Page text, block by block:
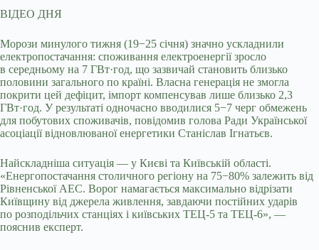
ВІДЕО ДНЯ
Морози минулого тижня (19−25 січня) значно ускладнили
електропостачання: споживання електроенергії зросло
в середньому на 7 ГВт·год, що зазвичай становить близько
половини загального по країні. Власна генерація не змогла
покрити цей дефіцит, імпорт компенсував лише близько 2,3
ГВт·год. У результаті одночасно вводилися 5−7 черг обмежень
для побутових споживачів, повідомив голова Ради Української
асоціації відновлюваної енергетики Станіслав Ігнатьєв.
Найскладніша ситуація — у Києві та Київській області.
«Енергопостачання столичного регіону на 75−80% залежить від
Рівненської АЕС. Ворог намагається максимально відрізати
Київщину від джерела живлення, завдаючи постійних ударів
по розподільчих станціях і київських ТЕЦ-5 та ТЕЦ-6», —
пояснив експерт.